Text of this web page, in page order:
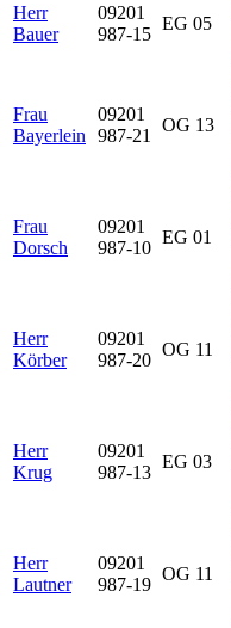
Herr
Bauer
09201
987-15
EG 05
Frau
Bayerlein
09201
987-21
OG 13
Frau
Dorsch
09201
987-10
EG 01
Herr
Körber
09201
987-20
OG 11
Herr
Krug
09201
987-13
EG 03
Herr
Lautner
09201
987-19
OG 11